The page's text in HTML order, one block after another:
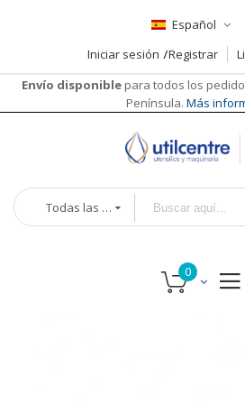
Español
Iniciar sesión
Registrar
Envío disponible para todos los
Península. Más
Todas las categorías